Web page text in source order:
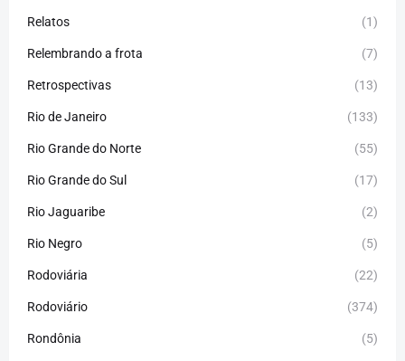
Relatos (1)
Relembrando a frota (7)
Retrospectivas (13)
Rio de Janeiro (133)
Rio Grande do Norte (55)
Rio Grande do Sul (17)
Rio Jaguaribe (2)
Rio Negro (5)
Rodoviária (22)
Rodoviário (374)
Rondônia (5)